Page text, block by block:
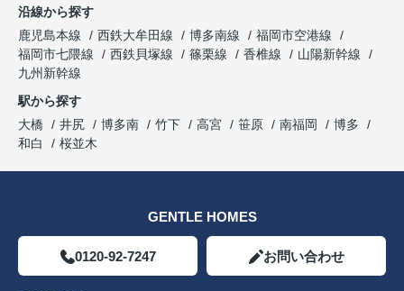
沿線から探す
鹿児島本線
西鉄大牟田線 博多南線
福岡市空港線
福岡市七隈線
西鉄貝塚線 篠栗線 香椎線
山陽新幹線
九州新幹線
駅から探す
大橋
井尻 博多南 竹下 高宮 笹原 南福岡
博多
和白
桜並木
GENTLE HOMES
0120-92-7247 お問い合わせ